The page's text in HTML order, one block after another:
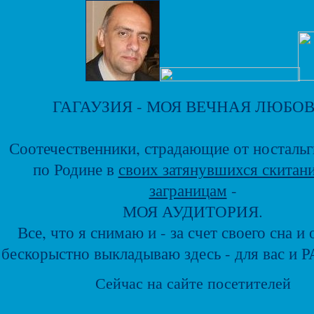
ГАГАУЗИЯ - МОЯ ВЕЧНАЯ
Соотечественники, страдающие от
по Родине в своих затянувшихся
заграницам -
МОЯ АУДИТОРИЯ.
Все, что я снимаю и - за счет своего сна и
бескорыстно выкладываю здесь - для вас
Сейчас на сайте посетителей